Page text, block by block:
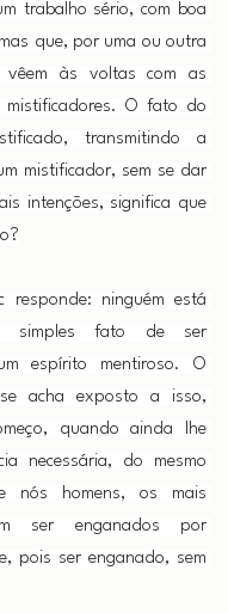
trabalho sério, com boa
que, por uma ou outra
vêem às voltas com as
mistificadores. O fato do
transmitindo a
mistificador, sem se dar
intenções, significa que
ninguém está
simples fato de ser
espírito mentiroso. O
acha exposto a isso,
quando ainda lhe
necessária, do mesmo
nós homens, os mais
ser enganados por
pois ser enganado, sem